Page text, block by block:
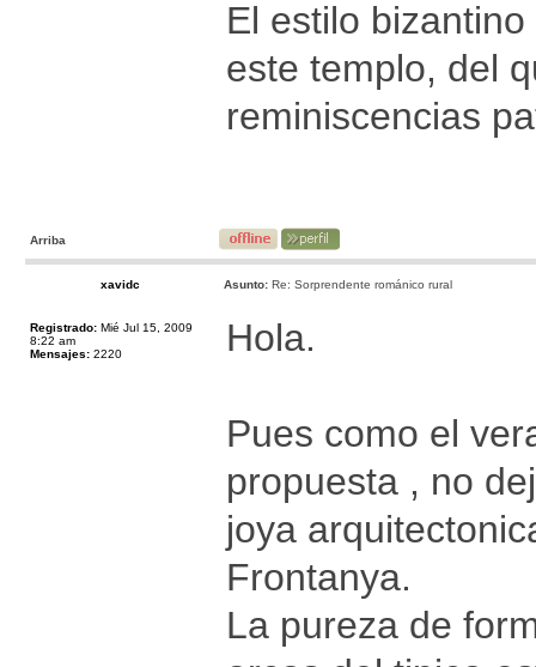
El estilo
este templo, del
reminiscencias
Arriba
xavidc Asunto: Re: Sorprendente románico rural
Registrado: Mié Jul 15, 2009
8:22 am
Mensajes: 2220 Hola.
Pues como el
propuesta , no
joya
Frontanya.
La pureza de